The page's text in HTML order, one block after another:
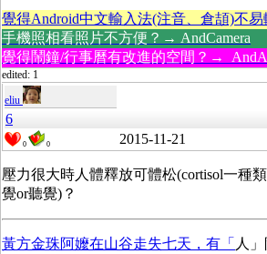
覺得Android中文輸入法(注音、倉頡)不
手機照相看照片不方便？→ AndCamera
覺得鬧鐘/行事曆有改進的空間？→
edited: 1
eliu
6
0 0 2015-11-21
壓力很大時人體釋放可體松(cortisol一種
覺or聽覺)？
黃方金珠阿嬤在山谷走失七天，有「 人